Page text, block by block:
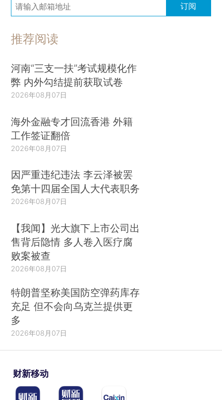
订阅
推荐阅读
河南“三支一扶”考试规模化作
弊 内外勾结提前获取试卷
2026年08月07日
海外金融专才回流香港 外籍
工作签证翻倍
2026年08月07日
因严重违纪违法 李云泽被罢
免第十四届全国人大代表职务
2026年08月07日
【我闻】光大旗下上市公司出
售背后隐情 多人卷入医疗腐
败案被查
2026年08月07日
特朗普坚称美国防空弹药库存
充足 但不会向乌克兰提供更
多
2026年08月07日
财新移动